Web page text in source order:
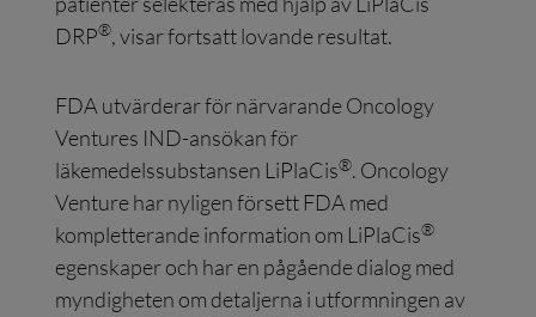
DRP®, visar fortsatt lovande resultat.
FDA utvärderar för närvarande Oncology
Ventures IND-ansökan för
läkemedelssubstansen LiPlaCis®. Oncology
Venture har nyligen försett FDA med
kompletterande information om LiPlaCis®
egenskaper och har en pågående dialog med
myndigheten om detaljerna i utformningen av